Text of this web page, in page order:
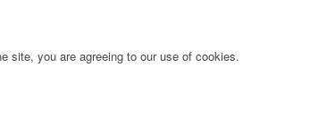
site, you are agreeing to our use of cookies.